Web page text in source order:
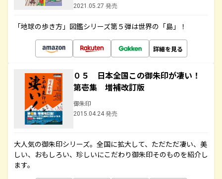
2021.05.27 発売
「地球の歩き方」図鑑シリーズ第５弾は世界の「島」！
詳細を見る
０５ 日本全国この御朱印が凄い！
第壱集 増補改訂版
御朱印
2015.04.24 発売
大人気の御朱印シリーズ。全国に拡大して、ただただ凄い、美
しい、おもしろい、珍しいにこだわり御朱印そのものを紹介し
ます。